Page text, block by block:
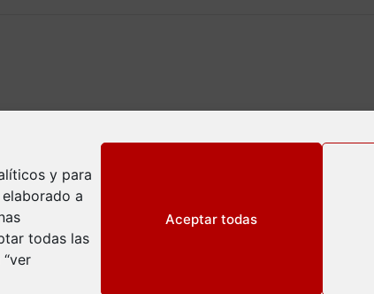
y para
a
todas las
Aceptar todas